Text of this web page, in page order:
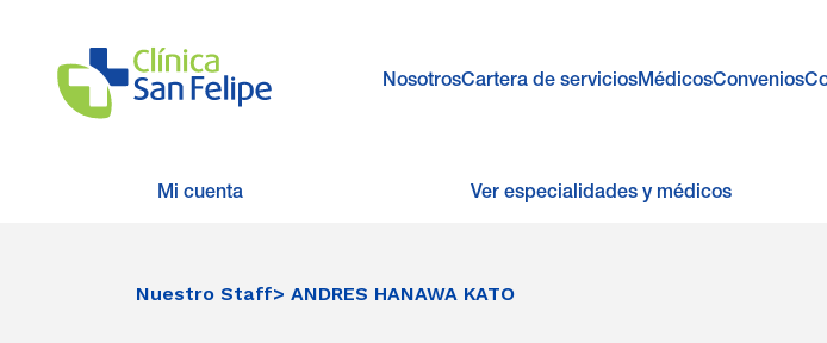
NosotrosCartera de serviciosMédicosConvenios
Mi cuenta Ver especialidades y médicos
Nuestro Staff> ANDRES HANAWA KATO